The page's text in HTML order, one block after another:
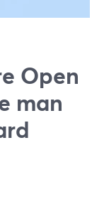
Open
man